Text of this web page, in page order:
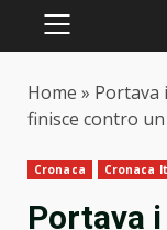
PRIMARY
Home » Portava
finisce contro
Cronaca Cronaca
Portava